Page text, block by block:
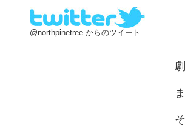
@northpinetree からのツイート